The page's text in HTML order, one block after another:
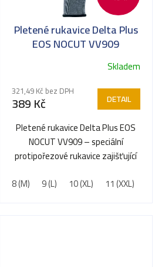
Pletené rukavice Delta Plus
EOS NOCUT VV909
Skladem
321,49 Kč bez DPH
389 Kč DETAIL
Pletené rukavice Delta Plus EOS
NOCUT VV909 – speciální
protipořezové rukavice zajišťující
8 (M) 9 (L) 10 (XL) 11 (XXL)